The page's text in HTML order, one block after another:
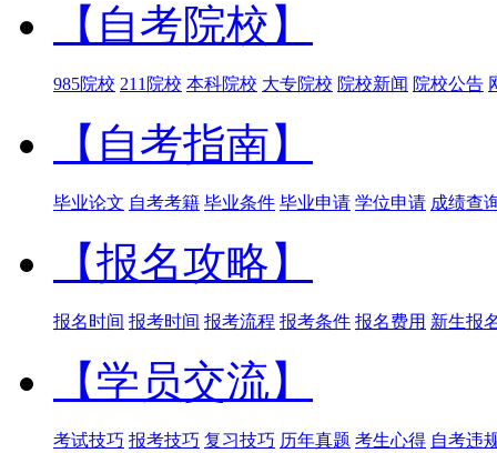
【自考院校】
985院校 211院校 本科院校 大专院校 院校新闻 院校公告
【自考指南】
毕业论文 自考考籍 毕业条件 毕业申请 学位申请 成绩查
【报名攻略】
报名时间 报考时间 报考流程 报考条件 报名费用 新生报
【学员交流】
考试技巧 报考技巧 复习技巧 历年真题 考生心得 自考违